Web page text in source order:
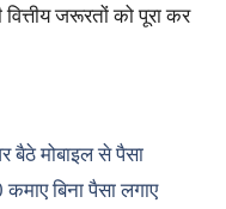
जरूरतों को पूरा कर
मोबाइल से पैसा
बिना पैसा लगाए